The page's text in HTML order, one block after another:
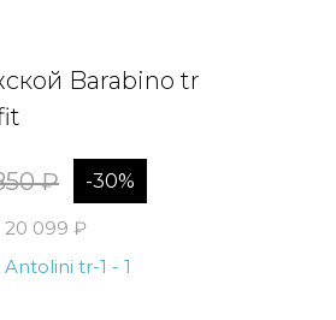
Barabino tr
₽ -30%
20 099 ₽